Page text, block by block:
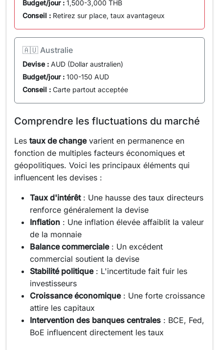
Budget/jour : 1,500-3,000 THB
Conseil : Retirez sur place, taux avantageux
🇦🇺 Australie
Devise : AUD (Dollar australien)
Budget/jour : 100-150 AUD
Conseil : Carte partout acceptée
Comprendre les fluctuations du marché
Les taux de changevarient en permanence en
fonction de multiples facteurs économiques et
géopolitiques. Voici les principaux éléments qui
influencent les devises :
Taux d'intérêt: Une hausse des taux directeurs
renforce généralement la devise
Inflation : Une inflation élevée affaiblit la valeur
de la monnaie
Balance commerciale: Un excédent
commercial soutient la devise
Stabilité politique: L'incertitude fait fuir les
investisseurs
Croissance économique: Une forte croissance
attire les capitaux
Intervention des banques centrales : BCE, Fed,
BoE influencent directement les taux